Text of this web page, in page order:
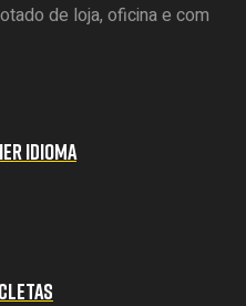
de loja, oficina e com
IDIOMA